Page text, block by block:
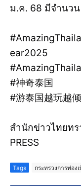
ม.ค. 68 มีจำนว
ear2025
#神奇泰国
#游泰国越玩越
สำนักข่าวไทยทร
PRESS
Tags กระทรวงการท่อง